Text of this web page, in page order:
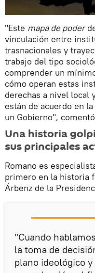
"Este mapa de poder
vinculación entre
trasnacionales y
trabajo del tipo
comprender un
cómo operan estas
derechas a nivel local
están de acuerdo en
un Gobierno",
Una historia
sus principales
Romano es
primero en la historia
Árbenz de la
"Cuando
la toma de
plano ideológico